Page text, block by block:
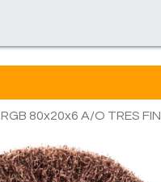
RGB 80x20x6 A/O TRES FIN